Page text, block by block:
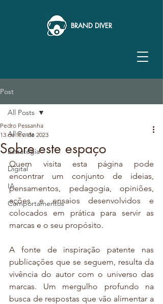
BRAND DIVER
Post
All Posts
Estratégia
Digital
IA
Comportamentos
All Posts
Sobre este espaço
Pedro Pessanha
13 de fev. de 2023
Quem visita esta página pode
encontrar um conjunto de ideias,
pensamentos, pedagogia, opiniões,
ações e ensaios desenvolvidos e
colocados em prática para servir as
marcas e o seu propósito.
A fonte de inspiração patente nas
publicações que se seguem, resulta da
vivência do autor com o universo das
marcas. Um mergulho profundo na
busca de respostas que vão alimentar a